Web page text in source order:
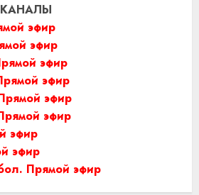
эфир
эфир
эфир
эфир
эфир
эфир
эфир
эфир
Прямой эфир